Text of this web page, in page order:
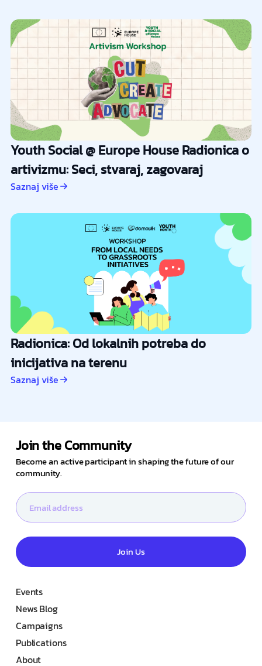
Youth Social @ Europe House Radionica o
artivizmu: Seci, stvaraj, zagovaraj
Saznaj više
Radionica: Od lokalnih potreba do
inicijativa na terenu
Saznaj više
Join the Community
Become an active participant in shaping the future of our
community.
Join Us
Events
News Blog
Campaigns
Publications
About